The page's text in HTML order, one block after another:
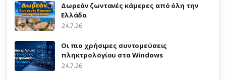
Δωρεάν ζωντανές κάμερες από όλη την
Ελλάδα
24.7.26
Οι πιο χρήσιμες συντομεύσεις
πληκτρολογίου στα Windows
24.7.26